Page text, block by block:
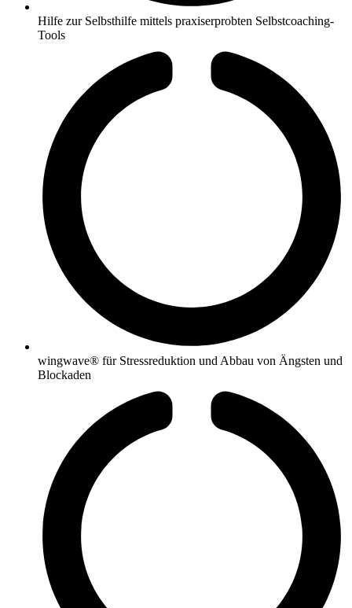
Hilfe zur Selbsthilfe mittels praxiserprobten Selbstcoaching-
Tools
wingwave® für Stressreduktion und Abbau von Ängsten und
Blockaden